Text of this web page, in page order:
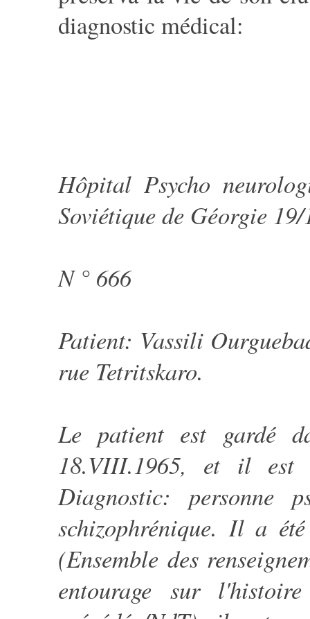
diagnostic médical:
Hôpital Psycho
Soviétique de Géorgie
N ° 666
Patient: Vassili
rue Tetritskaro.
Le patient est gardé
18.VIII.1965, et il est
Diagnostic: personne
schizophrénique. Il a
(Ensemble des
entourage sur